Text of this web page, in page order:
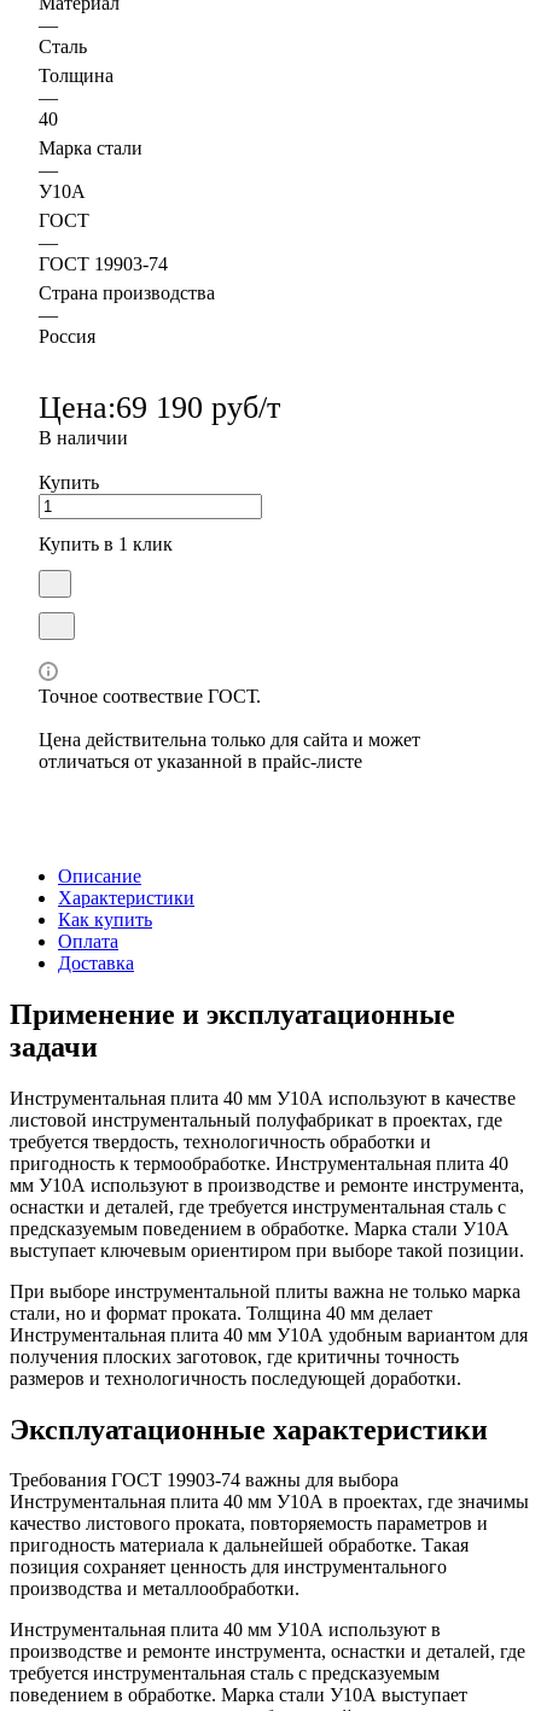
—
Сталь
Толщина
—
40
Марка стали
—
У10А
ГОСТ
—
ГОСТ 19903-74
Страна производства
—
Россия
Цена:69 190 руб/т
В наличии
Купить
Купить в 1 клик
Точное соотвествие ГОСТ.
Цена действительна только для сайта и может
отличаться от указанной в прайс-листе
Описание
Характеристики
Как купить
Оплата
Доставка
Применение и эксплуатационные
задачи
Инструментальная плита 40 мм У10А используют в качестве
листовой инструментальный полуфабрикат в проектах, где
требуется твердость, технологичность обработки и
пригодность к термообработке. Инструментальная плита 40
мм У10А используют в производстве и ремонте инструмента,
оснастки и деталей, где требуется инструментальная сталь с
предсказуемым поведением в обработке. Марка стали У10А
выступает ключевым ориентиром при выборе такой позиции.
При выборе инструментальной плиты важна не только марка
стали, но и формат проката. Толщина 40 мм делает
Инструментальная плита 40 мм У10А удобным вариантом для
получения плоских заготовок, где критичны точность
размеров и технологичность последующей доработки.
Эксплуатационные характеристики
Требования ГОСТ 19903-74 важны для выбора
Инструментальная плита 40 мм У10А в проектах, где значимы
качество листового проката, повторяемость параметров и
пригодность материала к дальнейшей обработке. Такая
позиция сохраняет ценность для инструментального
производства и металлообработки.
Инструментальная плита 40 мм У10А используют в
производстве и ремонте инструмента, оснастки и деталей, где
требуется инструментальная сталь с предсказуемым
поведением в обработке. Марка стали У10А выступает